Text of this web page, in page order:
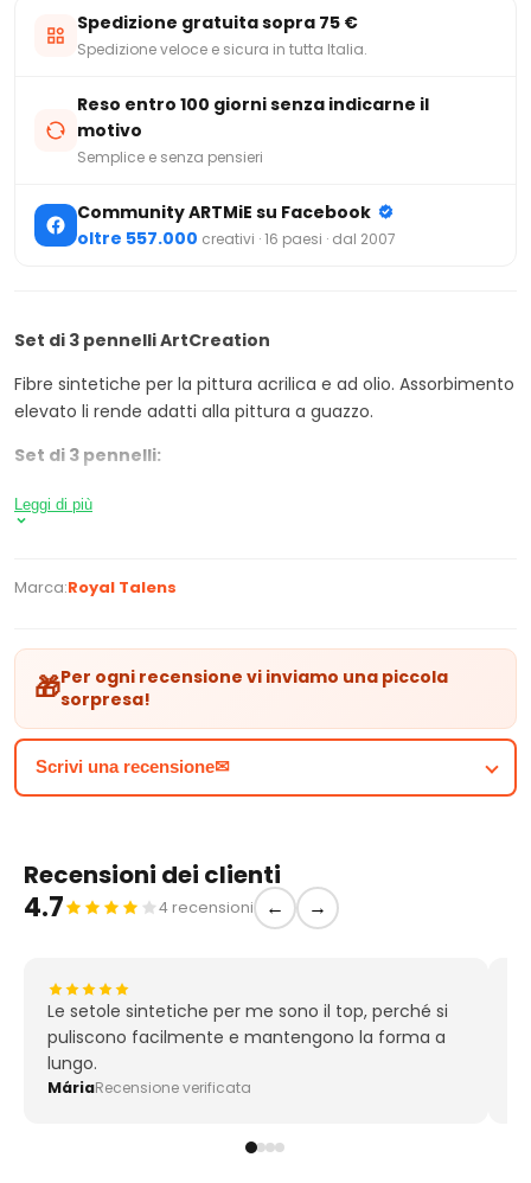
Spedizione gratuita sopra 75 €
Spedizione veloce e sicura in tutta Italia.
Reso entro 100 giorni senza indicarne il
motivo
Semplice e senza pensieri
Community ARTMiE su Facebook
oltre 557.000 creativi · 16 paesi · dal 2007
Set di 3 pennelli ArtCreation
Fibre sintetiche per la pittura acrilica e ad olio. Assorbimento
elevato li rende adatti alla pittura a guazzo.
Set di 3 pennelli:
tondi: 2 - 6 - 10
Pulire i pennelli con l'acqua tiepida e saponetta
Collocare i pennelli con le punte in su.
Leggi di più
Marca:Royal Talens
🎁Per ogni recensione vi inviamo una piccola
sorpresa!
Scrivi una recensione✉
Recensioni dei clienti
4.7 4 recensioni ← →
Le setole sintetiche per me sono il top, perché si
puliscono facilmente e mantengono la forma a
lungo.
MáriaRecensione verificata